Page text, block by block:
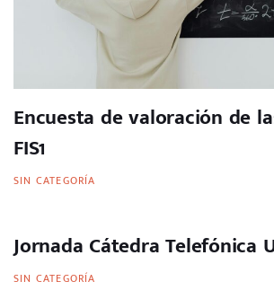
Encuesta de valoración de
FIS1
SIN CATEGORÍA
Jornada Cátedra Telefónica
SIN CATEGORÍA